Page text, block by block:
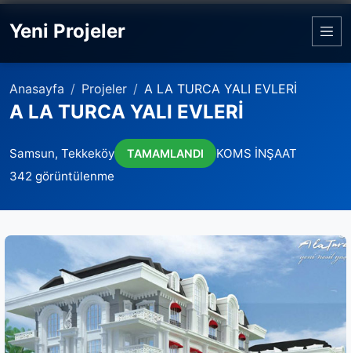
Yeni Projeler
Anasayfa Projeler A LA TURCA YALI EVLERİ
A LA TURCA YALI EVLERİ
Samsun, Tekkeköy TAMAMLANDI
KOMS İNŞAAT
342 görüntülenme